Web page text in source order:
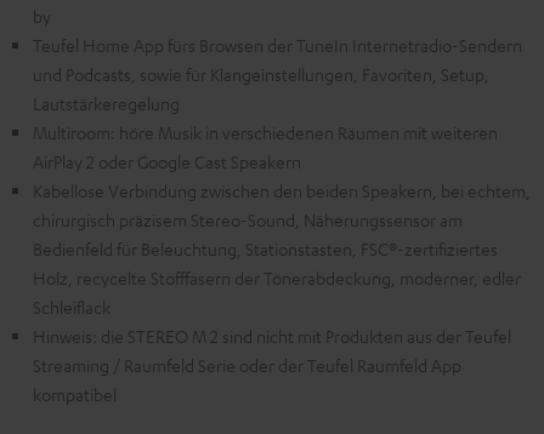
by
Teufel Home App fürs Browsen der TuneIn Internetradio-Sendern
und Podcasts, sowie für Klangeinstellungen, Favoriten, Setup,
Lautstärkeregelung
Multiroom: höre Musik in verschiedenen Räumen mit weiteren
AirPlay 2 oder Google Cast Speakern
Kabellose Verbindung zwischen den beiden Speakern, bei echtem,
chirurgisch präzisem Stereo-Sound, Näherungssensor am
Bedienfeld für Beleuchtung, Stationstasten, FSC®-zertifiziertes
Holz, recycelte Stofffasern der Tönerabdeckung, moderner, edler
Schleiflack
Hinweis: die STEREO M 2 sind nicht mit Produkten aus der Teufel
Streaming / Raumfeld Serie oder der Teufel Raumfeld App
kompatibel